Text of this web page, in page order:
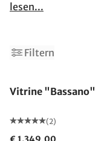
lesen...
Filtern
Vitrine "Bassano"
(2)